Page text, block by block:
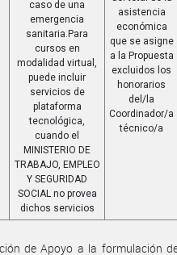
caso de una
emergencia
sanitaria.Para
cursos en
modalidad virtual,
puede incluir
servicios de
plataforma
tecnológica,
cuando el
MINISTERIO DE
TRABAJO, EMPLEO
Y SEGURIDAD
SOCIAL no provea
dichos servicios
asistencia
económica
que se asigne
a la Propuesta
excluidos los
honorarios
del/la
Coordinador/a
técnico/a
de Apoyo a la formulación